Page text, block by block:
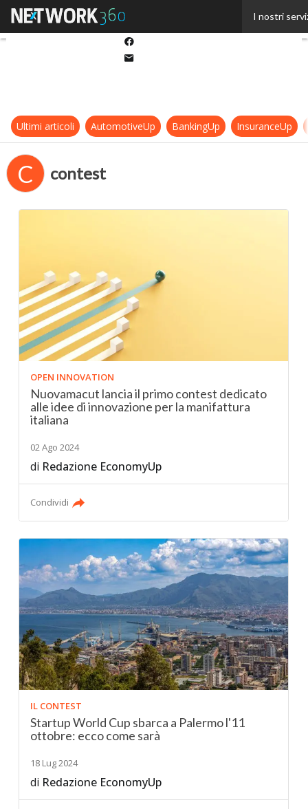
I nostri
Ultimi articoli AutomotiveUp BankingUp InsuranceUp
C contest
OPEN INNOVATION
Nuovamacut lancia il primo contest dedicato
alle idee di innovazione per la manifattura
italiana
02 Ago 2024
di Redazione EconomyUp
Condividi
IL CONTEST
Startup World Cup sbarca a Palermo l'11
ottobre: ecco come sarà
18 Lug 2024
di Redazione EconomyUp